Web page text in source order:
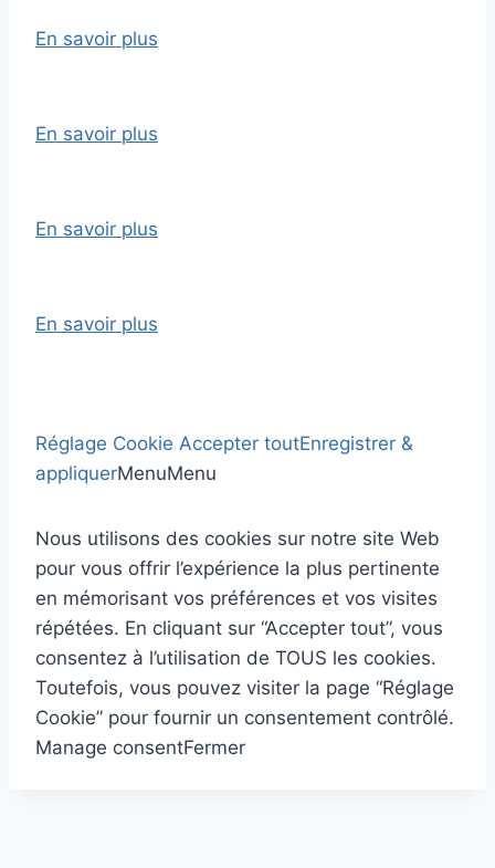
En savoir plus
En savoir plus
En savoir plus
En savoir plus
Réglage Cookie Accepter toutEnregistrer &
appliquerMenuMenu
Nous utilisons des cookies sur notre site Web
pour vous offrir l’expérience la plus pertinente
en mémorisant vos préférences et vos visites
répétées. En cliquant sur “Accepter tout”, vous
consentez à l’utilisation de TOUS les cookies.
Toutefois, vous pouvez visiter la page “Réglage
Cookie” pour fournir un consentement contrôlé.
Manage consentFermer